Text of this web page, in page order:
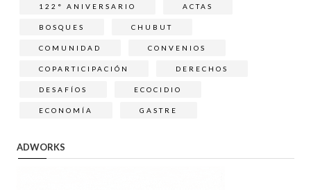
122° ANIVERSARIO ACTAS
BOSQUES CHUBUT
COMUNIDAD CONVENIOS
COPARTICIPACIÓN DERECHOS
DESAFÍOS ECOCIDIO
ECONOMÍA GASTRE
ADWORKS